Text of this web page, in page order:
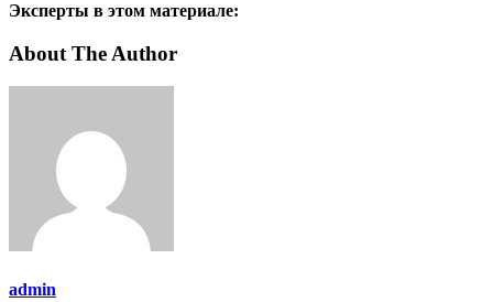
Эксперты в этом материале:
About The Author
admin